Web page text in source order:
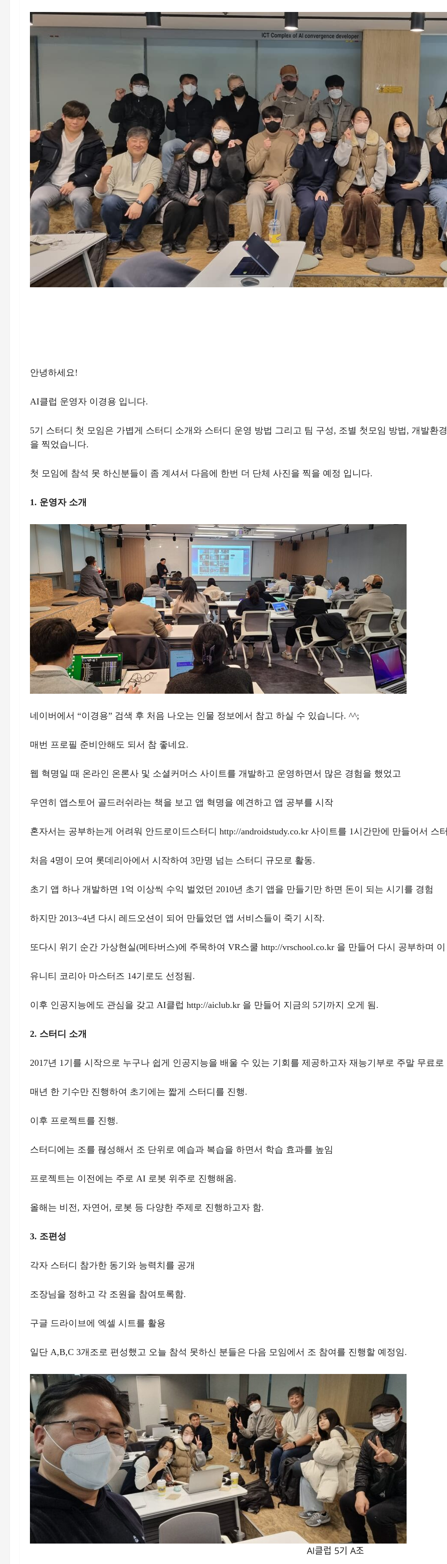
안녕하세요!
AI클럽 운영자 이경용 입니다.
5기 스터디 첫 모임은 가볍게 스터디 소개와 스터디 운영 방법 그리고 팀 구성, 조별 첫모임 방법, 개발환
을 찍었습니다.
첫 모임에 참석 못 하신분들이 좀 계셔서 다음에 한번 더 단체 사진을 찍을 예정 입니다.
1. 운영자 소개
네이버에서 “이경용” 검색 후 처음 나오는 인물 정보에서 참고 하실 수 있습니다. ^^;
매번 프로필 준비안해도 되서 참 좋네요.
웹 혁명일 때 온라인 온론사 및 소셜커머스 사이트를 개발하고 운영하면서 많은 경험을 했었고
우연히 앱스토어 골드러쉬라는 책을 보고 앱 혁명을 예견하고 앱 공부를 시작
혼자서는 공부하는게 어려워 안드로이드스터디 http://androidstudy.co.kr 사이트를 1시간만에 만들어서 스
처음 4명이 모여 롯데리아에서 시작하여 3만명 넘는 스터디 규모로 활동.
초기 앱 하나 개발하면 1억 이상씩 수익 벌었던 2010년 초기 앱을 만들기만 하면 돈이 되는 시기를 경험
하지만 2013~4년 다시 레드오션이 되어 만들었던 앱 서비스들이 죽기 시작.
또다시 위기 순간 가상현실(메타버스)에 주목하여 VR스쿨 http://vrschool.co.kr 을 만들어 다시 공부하며
유니티 코리아 마스터즈 14기로도 선정됨.
이후 인공지능에도 관심을 갖고 AI클럽 http://aiclub.kr 을 만들어 지금의 5기까지 오게 됨.
2. 스터디 소개
2017년 1기를 시작으로 누구나 쉽게 인공지능을 배울 수 있는 기회를 제공하고자 재능기부로 주말 무료
매년 한 기수만 진행하여 초기에는 짧게 스터디를 진행.
이후 프로젝트를 진행.
스터디에는 조를 펺성해서 조 단위로 예습과 복습을 하면서 학습 효과를 높임
프로젝트는 이전에는 주로 AI 로봇 위주로 진행해옴.
올해는 비전, 자연어, 로봇 등 다양한 주제로 진행하고자 함.
3. 조편성
각자 스터디 참가한 동기와 능력치를 공개
조장님을 정하고 각 조원을 참여토록함.
구글 드라이브에 엑셀 시트를 활용
일단 A,B,C 3개조로 편성했고 오늘 참석 못하신 분들은 다음 모임에서 조 참여를 진행할 예정임.
AI클럽 5기 A조